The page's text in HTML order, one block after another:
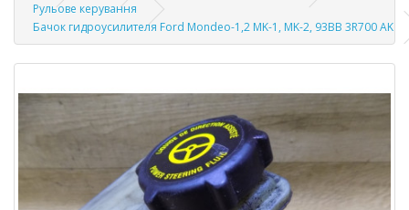
Рульове керування
Бачок гидроусилителя Ford Mondeo-1,2 MK-1, MK-2, 93BB 3R700 AK